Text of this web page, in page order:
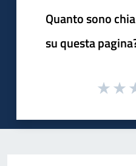
Quanto sono
su questa